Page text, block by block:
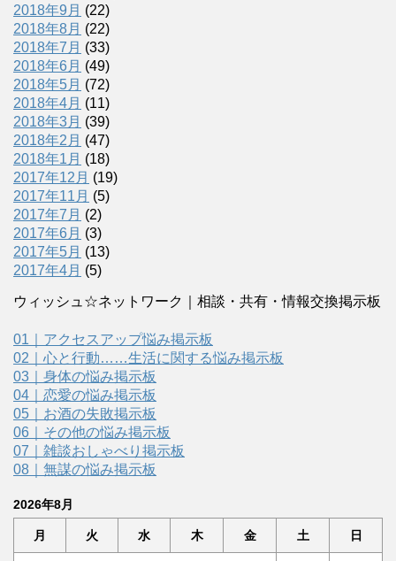
2018年9月 (22)
2018年8月 (22)
2018年7月 (33)
2018年6月 (49)
2018年5月 (72)
2018年4月 (11)
2018年3月 (39)
2018年2月 (47)
2018年1月 (18)
2017年12月 (19)
2017年11月 (5)
2017年7月 (2)
2017年6月 (3)
2017年5月 (13)
2017年4月 (5)
ウィッシュ☆ネットワーク｜相談・共有・情報交換掲示板
01｜アクセスアップ悩み掲示板
02｜心と行動……生活に関する悩み掲示板
03｜身体の悩み掲示板
04｜恋愛の悩み掲示板
05｜お酒の失敗掲示板
06｜その他の悩み掲示板
07｜雑談おしゃべり掲示板
08｜無謀の悩み掲示板
2026年8月
月 火 水 木 金 土 日